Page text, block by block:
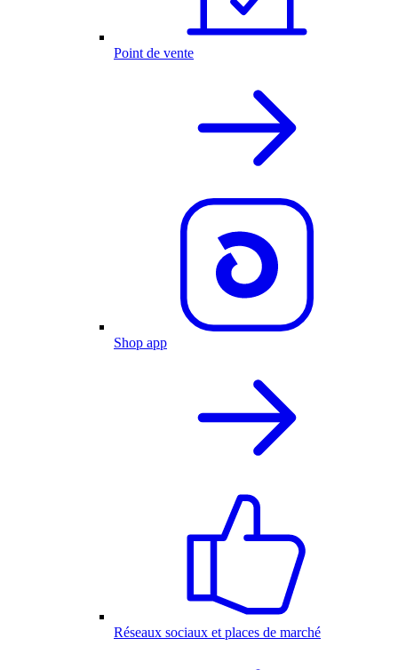
Point de vente
Shop app
Réseaux sociaux et places de marché